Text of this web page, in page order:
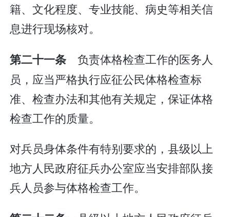
籍、文化程度、专业技能、病史等相关信
息进行现场核对。
第二十一条 负责体格检查工作的医务人
员，应当严格执行应征公民体格检查标
准、检查办法和其他有关规定，保证体格
检查工作的质量。
对兵员身体条件有特别要求的，县级以上
地方人民政府征兵办公室应当安排部队接
兵人员参与体格检查工作。